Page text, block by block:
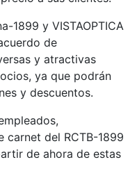
1899 y VISTAOPTICA
de
y atractivas
ya que podrán
y descuentos.
carnet del RCTB-1899
de ahora de estas